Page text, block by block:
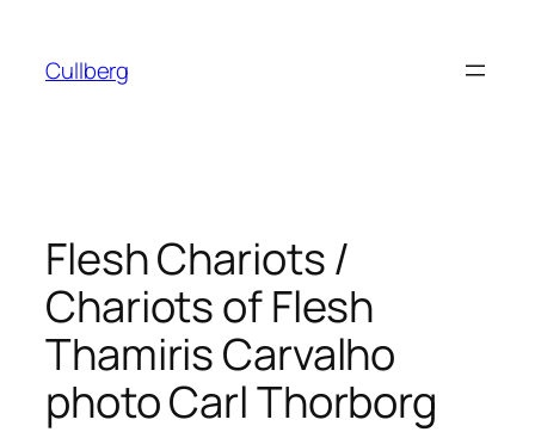
innehåll
Cullberg
Flesh Chariots /
Chariots of Flesh
Thamiris Carvalho
photo Carl Thorborg